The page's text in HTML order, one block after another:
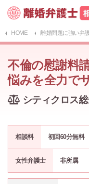
HOME 離婚問題に強い弁
不倫の慰謝料
悩みを全力で
シティクロス
相談料 初回60分無料
女性弁護士 非所属